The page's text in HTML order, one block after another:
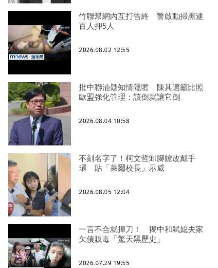
竹聯幫網內互打告終 警啟動掃黑逮
百人押5人
2026.08.02 12:55
批中聯油疑知情隱匿 陳其邁籲比照
歐盟強化管理：該倒就讓它倒
2026.08.04 10:58
不刻名字了！柯文哲卸腳鐐改戴手
環 貼「萊爾校長」示威
2026.08.05 12:04
一言不合就揮刀！ 揭中和弒媳夫家
欠債販毒「驚天黑歷史」
2026.07.29 19:55